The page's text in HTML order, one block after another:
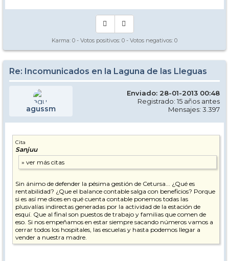
Karma: 0 - Votos positivos: 0 - Votos negativos: 0
Re: Incomunicados en la Laguna de las Lleguas
agussm
Enviado: 28-01-2013 00:48
Registrado: 15 años antes
Mensajes: 3.397
Cita
Sanjuu
Sin ánimo de defender la pésima gestión de Cetursa... ¿Qué es
rentabilidad? ¿Que el balance contable salga con beneficios? Porque
si es así me dices en qué cuenta contable ponemos todas las
plusvalías indirectas generadas por la actividad de la estación de
esquí. Que al final son puestos de trabajo y familias que comen de
eso. Si nos empeñamos en estar siempre sacando números vamos a
cerrar todos los hospitales, las escuelas y hasta podemos llegar a
vender a nuestra madre.